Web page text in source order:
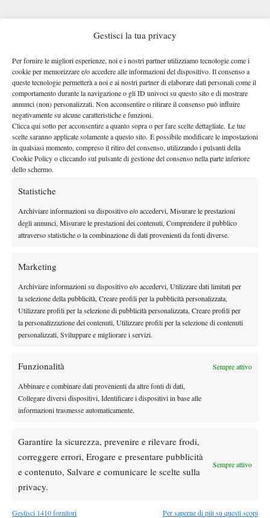
Gestisci la tua privacy
Per fornire le migliori esperienze, noi e i nostri partner utilizziamo tecnologie come i
cookie per memorizzare e/o accedere alle informazioni del dispositivo. Il consenso a
queste tecnologie permetterà a noi e ai nostri partner di elaborare dati personali come il
comportamento durante la navigazione o gli ID univoci su questo sito e di mostrare
annunci (non) personalizzati. Non acconsentire o ritirare il consenso può influire
negativamente su alcune caratteristiche e funzioni.
Clicca qui sotto per acconsentire a quanto sopra o per fare scelte dettagliate. Le tue
scelte saranno applicate solamente a questo sito. È possibile modificare le impostazioni
in qualsiasi momento, compreso il ritiro del consenso, utilizzando i pulsanti della
Cookie Policy o cliccando sul pulsante di gestione del consenso nella parte inferiore
dello schermo.
Statistiche
Archiviare informazioni su dispositivo e/o accedervi, Misurare le prestazioni
degli annunci, Misurare le prestazioni dei contenuti, Comprendere il pubblico
attraverso statistiche o la combinazione di dati provenienti da fonti diverse.
Marketing
Archiviare informazioni su dispositivo e/o accedervi, Utilizzare dati limitati per
la selezione della pubblicità, Creare profili per la pubblicità personalizzata,
Utilizzare profili per la selezione di pubblicità personalizzata, Creare profili per
la personalizzazione dei contenuti, Utilizzare profili per la selezione di contenuti
personalizzati, Sviluppare e migliorare i servizi.
Funzionalità Sempre attivo
Abbinare e combinare dati provenienti da altre fonti di dati,
Collegare diversi dispositivi, Identificare i dispositivi in base alle
informazioni trasmesse automaticamente.
Garantire la sicurezza, prevenire e rilevare frodi,
correggere errori, Erogare e presentare pubblicità
e contenuto, Salvare e comunicare le scelte sulla
privacy.
Sempre attivo
Gestisci 1410 fornitori Per saperne di più su questi scopi
MONTEPREMI TORNEO ATP PECHINO
A CHE ORA GIOCA SINNER CONTRO ATMANE
Il match tra Jannik Sinner e Terence Atmane si disputerà
sabato 27 settembre come3°match a partire dalle 05:00
italiane e non prima delle 09:00. La diretta televisiva è affidata
aSky Sport, che trasmetterà l’incontro suSky Sport Uno
(201)eSky Sport Tennis (203). Sarà inoltre possibile seguire la
sfida anche in streaming tramite le piattaformeSky Go(solo per
abbonamento).
DI TENDENZA
Atp News
Masters 1000 Montreal 2026:
Bolelli/Vavassori fuori al primo turno
Quinn, Sonego entra nel tabellone
Masters 1000 Cincinnati 2026: a che ora e
giocherà lo US Open, forse non lo vedremo